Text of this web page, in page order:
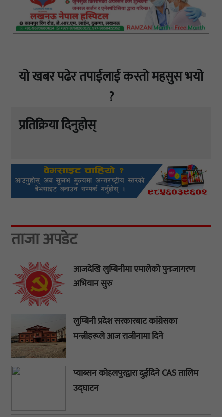
यो खबर पढेर तपाईलाई कस्तो महसुस भयो
?
प्रतिक्रिया दिनुहोस्
ताजा अपडेट
आजदेखि लुम्बिनीमा एमालेको पुनःजागरण
अभियान सुरु
लुम्बिनी प्रदेश सरकारबाट कांग्रेसका
मन्त्रीहरूले आज राजीनामा दिने
प्याब्सन कोहलपुरद्वारा दुईदिने CAS तालिम
उद्घाटन